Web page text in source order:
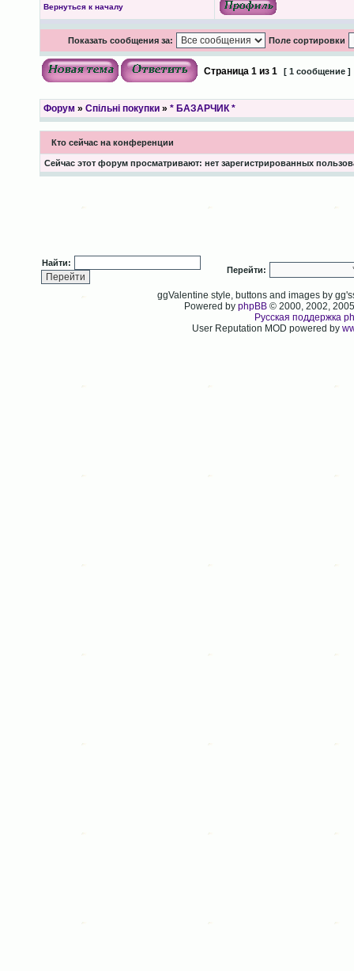
Вернуться к началу
Показать сообщения за: Поле сортировки
Страница 1из 1 [ 1 сообщение ]
Форум » Спільні покупки» * БАЗАРЧИК *
Кто сейчас на конференции
Сейчас этот форум просматривают: нет зарегистрированных
Найти:
Перейти:
ggValentine style, buttons and images by
Powered byphpBB © 2000, 2002,
Русская поддержка
User Reputation MOD powered by